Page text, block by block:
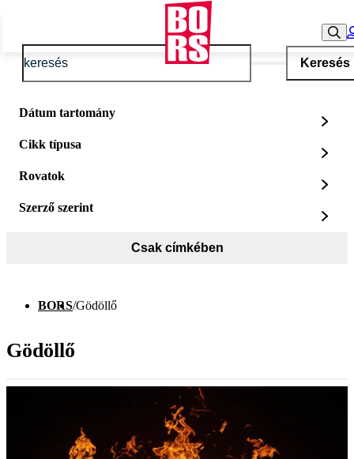
Keresés
Dátum tartomány
Cikk típusa
Rovatok
Szerző szerint
Csak címkében
BORS/Gödöllő
Gödöllő